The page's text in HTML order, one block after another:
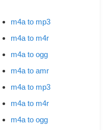
m4a to mp3
m4a to m4r
m4a to ogg
m4a to amr
m4a to mp3
m4a to m4r
m4a to ogg